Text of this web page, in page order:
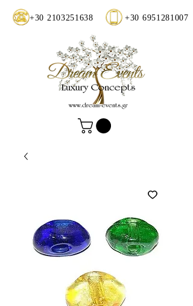
+30 2103251638 +30 6951281007